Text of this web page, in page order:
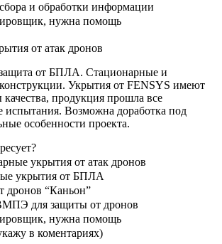
и обработки информации
нужна помощь
от атак дронов
от БПЛА. Стационарные и
Укрытия от FENSYS имеют
качества, продукция прошла все
испытания. Возможна доработка под
особенности проекта.
укрытия от атак дронов
укрытия от БПЛА
дронов “Каньон”
для защиты от дронов
нужна помощь
в коментариях)